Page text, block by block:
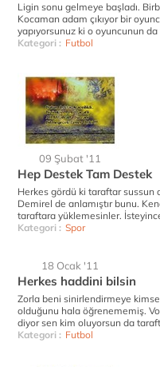
Ligin sonu gelmeye başladı.
Kocaman adam çıkıyor bir
yapıyorsunuz ki o oyuncunun da
Kategori : Futbol
09 Şubat '11
Hep Destek Tam Destek
Herkes gördü ki taraftar sussun
Demirel de anlamıştır bunu.
taraftara yüklemesinler.
Kategori : Spor
18 Ocak '11
Herkes haddini bilsin
Zorla beni sinirlendirmeye
olduğunu hala öğrenememiş.
diyor sen kim oluyorsun da
Kategori : Futbol